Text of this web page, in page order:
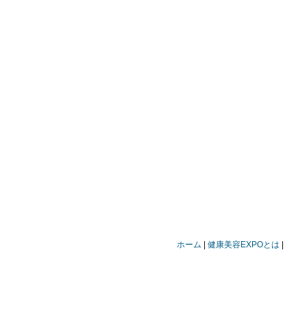
ホーム 健康美容EXPOとは